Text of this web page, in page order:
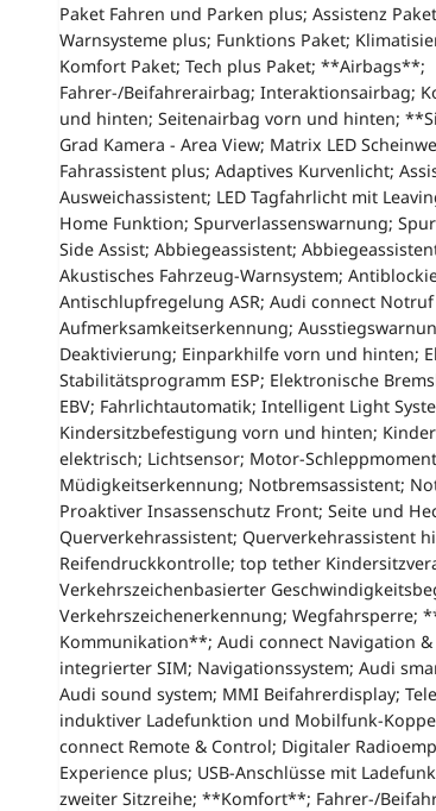
Paket Fahren und Parken plus; Assistenz
Warnsysteme plus; Funktions Paket;
Komfort Paket; Tech plus Paket; **Airbags**;
Fahrer-/Beifahrerairbag; Interaktionsairbag;
und hinten; Seitenairbag vorn und hinten;
Grad Kamera - Area View; Matrix LED
Fahrassistent plus; Adaptives Kurvenlicht;
Ausweichassistent; LED Tagfahrlicht mit
Home Funktion; Spurverlassenswarnung;
Side Assist; Abbiegeassistent;
Akustisches Fahrzeug-Warnsystem;
Antischlupfregelung ASR; Audi connect Notruf
Aufmerksamkeitserkennung;
Deaktivierung; Einparkhilfe vorn und hinten;
Stabilitätsprogramm ESP; Elektronische
EBV; Fahrlichtautomatik; Intelligent Light
Kindersitzbefestigung vorn und hinten;
elektrisch; Lichtsensor; Motor-
Müdigkeitserkennung; Notbremsassistent;
Proaktiver Insassenschutz Front; Seite und
Querverkehrassistent; Querverkehrassistent
Reifendruckkontrolle; top tether
Verkehrszeichenbasierter
Verkehrszeichenerkennung; Wegfahrsperre;
Kommunikation**; Audi connect Navigation
integrierter SIM; Navigationssystem; Audi
Audi sound system; MMI Beifahrerdisplay;
induktiver Ladefunktion und Mobilfunk-
connect Remote & Control; Digitaler
Experience plus; USB-Anschlüsse mit
zweiter Sitzreihe; **Komfort**; Fahrer-/